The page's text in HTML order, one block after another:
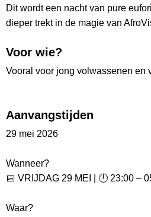
Dit wordt een nacht van pure
dieper trekt in de magie van
Voor wie?
Vooral voor jong volwassenen en
Aanvangstijden
29 mei 2026
Wanneer?
📅 VRIJDAG 29 MEI | 🕛 23:00 –
Waar?